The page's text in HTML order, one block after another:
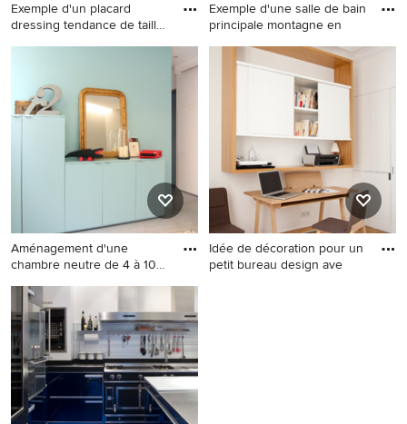
Exemple d'un placard
dressing tendance de taille
Exemple d'un placard
dressing tendance de taille
moyenne pour une femme
avec un placard sans porte,
des portes de placard
blanches et un sol en bois
Exemple d'une salle de bain
principale montagne en
Exemple d'une salle de bain
principale montagne en bois
clair de taille moyenne avec
un mur marron, parquet
foncé, une vasque, un plan
de toilette en bois et un
placard sans porte.
Aménagement d'une
chambre neutre de 4 à 10
Aménagement d'une
chambre neutre de 4 à 10 ans
contemporaine de taille
moyenne avec un mur bleu
et sol en béton ciré.
Idée de décoration pour un
petit bureau design ave